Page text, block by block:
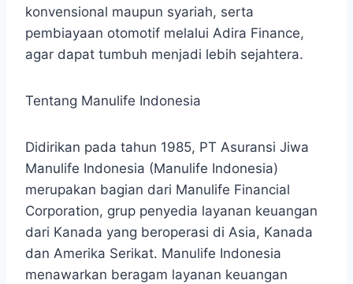
konvensional maupun syariah, serta
pembiayaan otomotif melalui Adira Finance,
agar dapat tumbuh menjadi lebih sejahtera.
Tentang Manulife Indonesia
Didirikan pada tahun 1985, PT Asuransi Jiwa
Manulife Indonesia (Manulife Indonesia)
merupakan bagian dari Manulife Financial
Corporation, grup penyedia layanan keuangan
dari Kanada yang beroperasi di Asia, Kanada
dan Amerika Serikat. Manulife Indonesia
menawarkan beragam layanan keuangan